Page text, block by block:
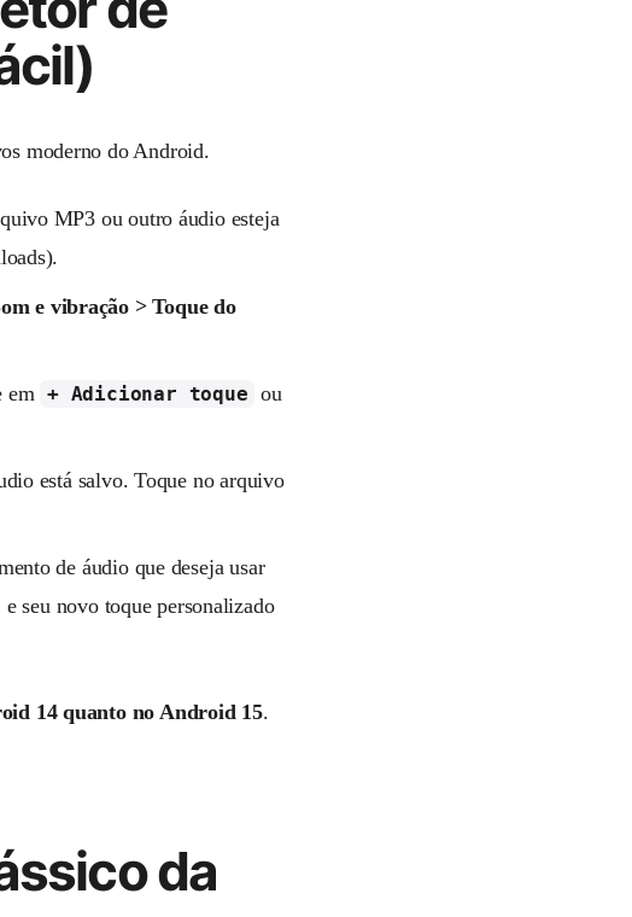
moderno do Android.
MP3 ou outro áudio esteja
e vibração > Toque do
em + Adicionar toque ou
está salvo. Toque no arquivo
de áudio que deseja usar
e seu novo toque personalizado
14 quanto no Android 15.
da